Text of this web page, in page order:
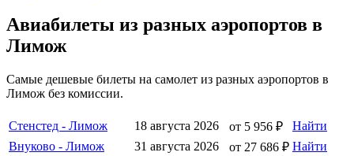
Авиабилеты из разных аэропортов в
Лимож
Самые дешевые билеты на самолет из разных аэропортов в
Лимож без комиссии.
Стенстед - Лимож 18 августа 2026 от 5 956 ₽
Найти
Внуково - Лимож
31 августа 2026 от 27 686 ₽ Найти